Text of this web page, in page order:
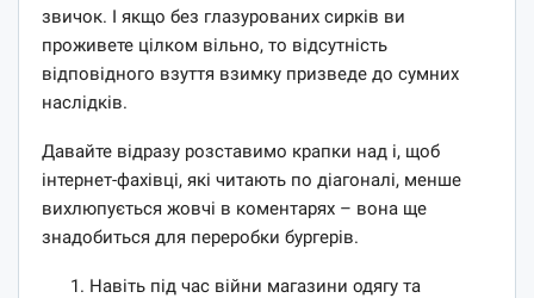
звичок. І якщо без глазурованих сирків ви
проживете цілком вільно, то відсутність
відповідного взуття взимку призведе до сумних
наслідків.
Давайте відразу розставимо крапки над i, щоб
інтернет-фахівці, які читають по діагоналі, менше
вихлюпується жовчі в коментарях – вона ще
знадобиться для переробки бургерів.
Навіть під час війни магазини одягу та